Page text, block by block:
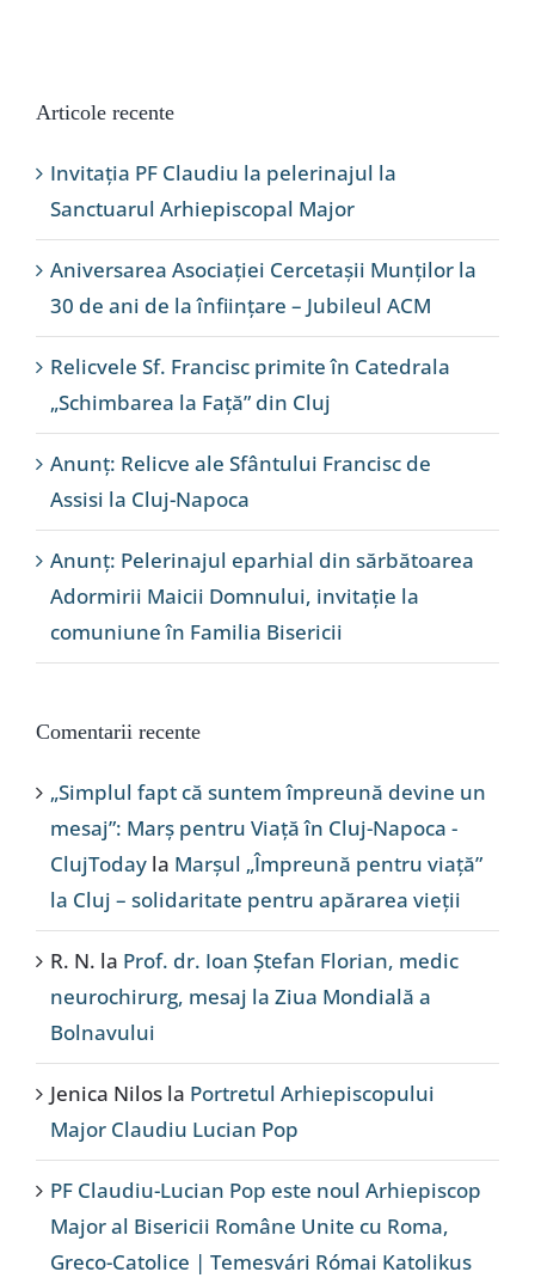
Articole recente
Invitația PF Claudiu la pelerinajul la
Sanctuarul Arhiepiscopal Major
Aniversarea Asociației Cercetașii Munților la
30 de ani de la înființare – Jubileul ACM
Relicvele Sf. Francisc primite în Catedrala
„Schimbarea la Față” din Cluj
Anunț: Relicve ale Sfântului Francisc de
Assisi la Cluj-Napoca
Anunț: Pelerinajul eparhial din sărbătoarea
Adormirii Maicii Domnului, invitație la
comuniune în Familia Bisericii
Comentarii recente
„Simplul fapt că suntem împreună devine un
mesaj”: Marș pentru Viață în Cluj-Napoca -
ClujToday la Marșul „Împreună pentru viață”
la Cluj – solidaritate pentru apărarea vieții
R. N. la Prof. dr. Ioan Ștefan Florian, medic
neurochirurg, mesaj la Ziua Mondială a
Bolnavului
Jenica Nilos la Portretul Arhiepiscopului
Major Claudiu Lucian Pop
PF Claudiu-Lucian Pop este noul Arhiepiscop
Major al Bisericii Române Unite cu Roma,
Greco-Catolice | Temesvári Római Katolikus